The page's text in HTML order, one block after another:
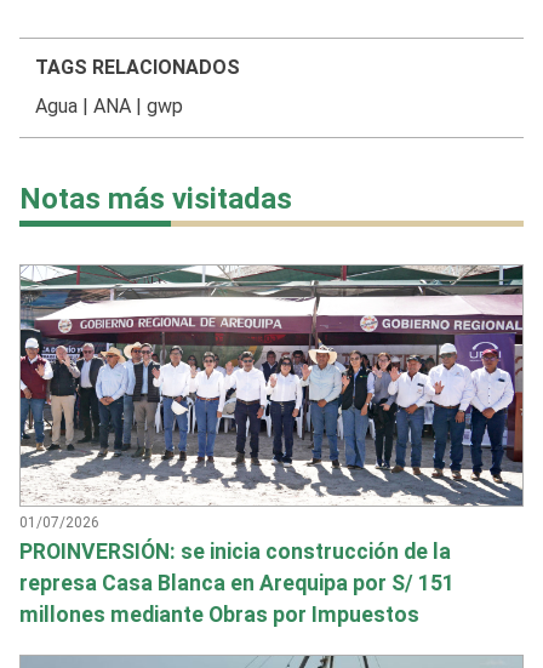
TAGS RELACIONADOS
Agua| ANA| gwp
Notas más visitadas
01/07/2026
PROINVERSIÓN: se inicia construcción de la
represa Casa Blanca en Arequipa por S/ 151
millones mediante Obras por Impuestos